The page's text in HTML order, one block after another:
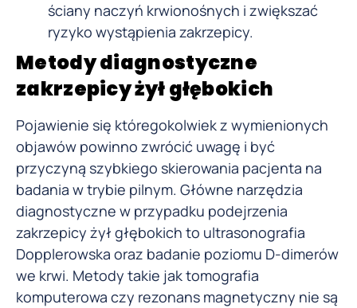
ściany naczyń krwionośnych i zwiększać
ryzyko wystąpienia zakrzepicy.
Metody diagnostyczne
zakrzepicy żył głębokich
Pojawienie się któregokolwiek z wymienionych
objawów powinno zwrócić uwagę i być
przyczyną szybkiego skierowania pacjenta na
badania w trybie pilnym. Główne narzędzia
diagnostyczne w przypadku podejrzenia
zakrzepicy żył głębokich to ultrasonografia
Dopplerowska oraz badanie poziomu D-dimerów
we krwi. Metody takie jak tomografia
komputerowa czy rezonans magnetyczny nie są